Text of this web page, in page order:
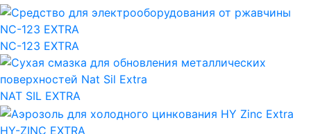
NC-123 EXTRA
NAT SIL EXTRA
HY-ZINС EXTRA